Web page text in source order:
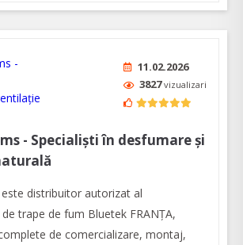
11.02.2026
3827vizualizari
- Specialiști în desfumare și
este distribuitor autorizat al
trape de fum Bluetek FRANȚA,
de comercializare, montaj,